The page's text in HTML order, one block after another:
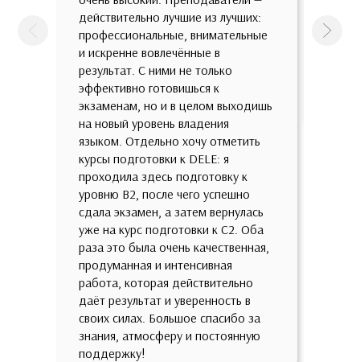
действительно лучшие из лучших:
профессиональные, внимательные
и искренне вовлечённые в
результат. С ними не только
эффективно готовишься к
экзаменам, но и в целом выходишь
на новый уровень владения
языком. Отдельно хочу отметить
курсы подготовки к DELE: я
проходила здесь подготовку к
уровню B2, после чего успешно
сдала экзамен, а затем вернулась
уже на курс подготовки к C2. Оба
раза это была очень качественная,
продуманная и интенсивная
работа, которая действительно
даёт результат и уверенность в
своих силах. Большое спасибо за
знания, атмосферу и постоянную
поддержку!
Предыдущая